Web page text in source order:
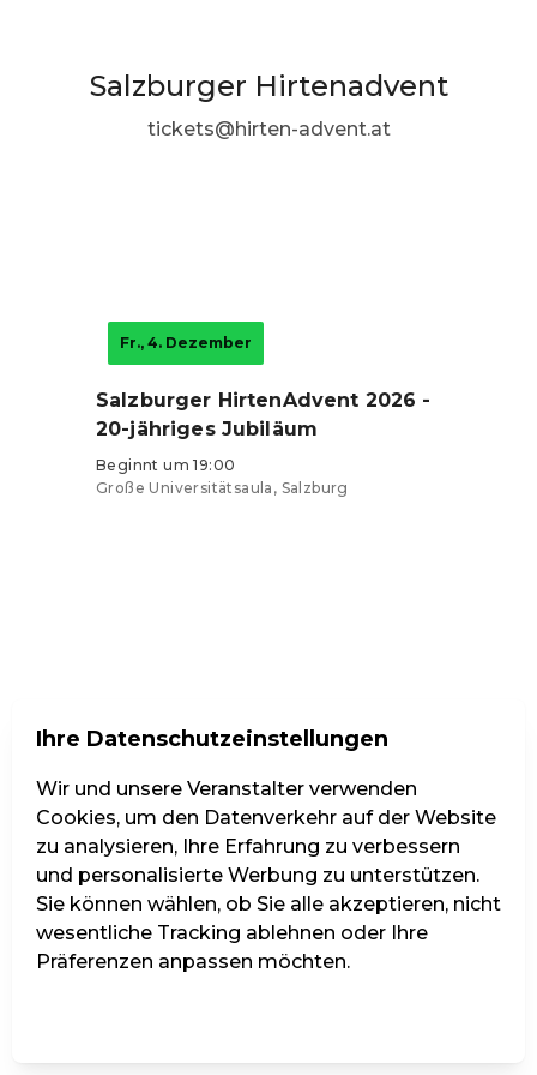
Salzburger Hirtenadvent
tickets@hirten-advent.at
Fr., 4. Dezember
Salzburger HirtenAdvent 2026 -
20-jähriges Jubiläum
Beginnt um 19:00
Große Universitätsaula, Salzburg
Sa., 5. Dezember
Salzburger HirtenAdvent 2026 -
20-jähriges Jubiläum
Beginnt um 15:00
Große Universitätsaula, Salzburg
Tickets ab 24 €
Ihre Datenschutzeinstellungen
Wir und unsere Veranstalter verwenden
Cookies, um den Datenverkehr auf der Website
zu analysieren, Ihre Erfahrung zu verbessern
und personalisierte Werbung zu unterstützen.
Sie können wählen, ob Sie alle akzeptieren, nicht
wesentliche Tracking ablehnen oder Ihre
Präferenzen anpassen möchten.